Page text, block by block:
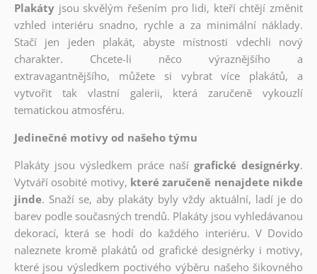
Plakáty jsou skvělým řešením pro lidi, kteří chtějí změnit
vzhled interiéru snadno, rychle a za minimální náklady.
Stačí jen jeden plakát, abyste místnosti vdechli nový
charakter. Chcete-li něco výraznějšího a
extravagantnějšího, můžete si vybrat více plakátů, a
vytvořit tak vlastní galerii, která zaručeně vykouzlí
tematickou atmosféru.
Jedinečné motivy od našeho týmu
Plakáty jsou výsledkem práce naší grafické designérky.
Vytváří osobité motivy, které zaručeně nenajdete nikde
jinde. Snaží se, aby plakáty byly vždy aktuální, ladí je do
barev podle současných trendů. Plakáty jsou vyhledávanou
dekorací, která se hodí do každého interiéru. V Dovido
naleznete kromě plakátů od grafické designérky i motivy,
které jsou výsledkem poctivého výběru našeho šikovného